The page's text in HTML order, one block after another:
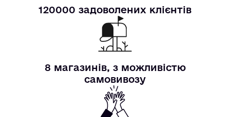
120000 задоволених клієнтів
8 магазинів, з можливістю
самовивозу